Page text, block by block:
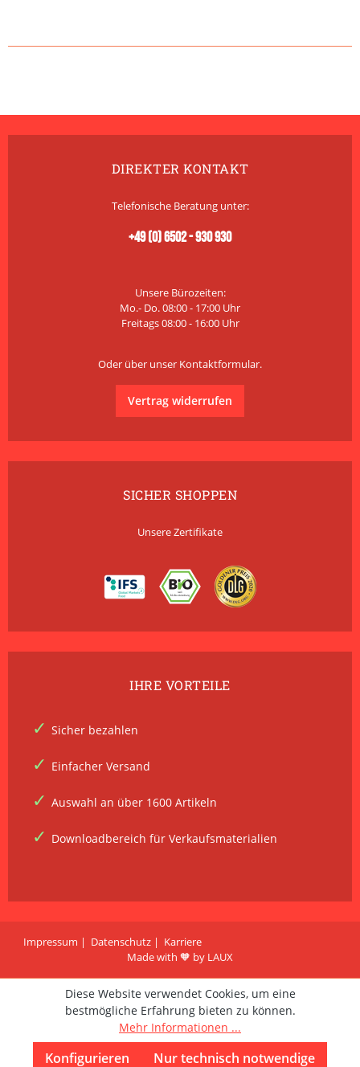
DIREKTER KONTAKT
Telefonische Beratung unter:
+49 (0) 6502 - 930 930
Unsere Bürozeiten:
Mo.- Do. 08:00 - 17:00 Uhr
Freitags 08:00 - 16:00 Uhr
Oder über unser Kontaktformular.
Vertrag widerrufen
SICHER SHOPPEN
Unsere Zertifikate
IHRE VORTEILE
Sicher bezahlen
Einfacher Versand
Auswahl an über 1600 Artikeln
Downloadbereich für Verkaufsmaterialien
Impressum Datenschutz
Karriere
Made with 🧡 by LAUX
Diese Website verwendet Cookies, um eine
bestmögliche Erfahrung bieten zu können.
Mehr Informationen ...
Nur technisch notwendige
Konfigurieren